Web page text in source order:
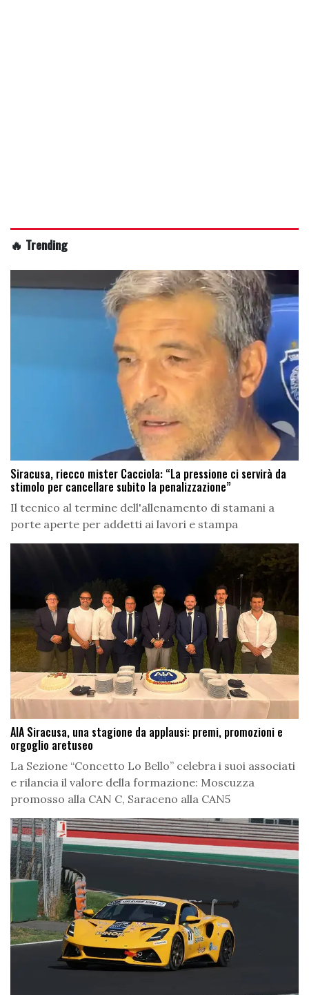
🔥 Trending
Siracusa, riecco mister Cacciola: “La pressione ci servirà da
stimolo per cancellare subito la penalizzazione”
Il tecnico al termine dell'allenamento di stamani a
porte aperte per addetti ai lavori e stampa
AIA Siracusa, una stagione da applausi: premi, promozioni e
orgoglio aretuseo
La Sezione “Concetto Lo Bello” celebra i suoi associati
e rilancia il valore della formazione: Moscuzza
promosso alla CAN C, Saraceno alla CAN5